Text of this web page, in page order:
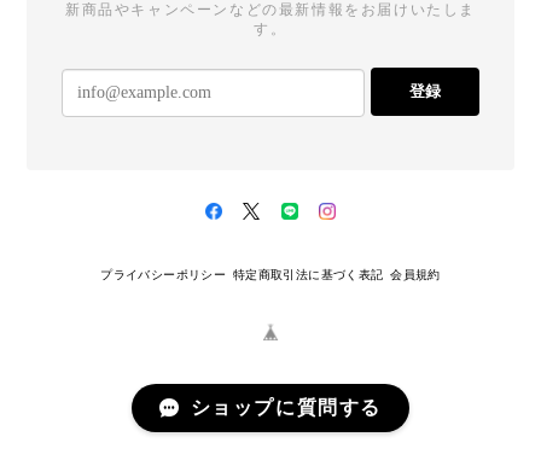
新商品やキャンペーンなどの最新情報をお届けいたしま
す。
登録
プライバシーポリシー 特定商取引法に基づく表記 会員規約
ショップに質問する